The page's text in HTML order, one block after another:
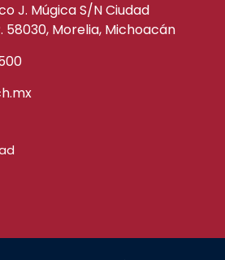
J. Múgica S/N Ciudad
58030, Morelia, Michoacán